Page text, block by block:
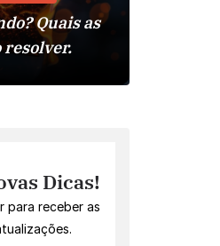
Quais as
resolver.
Dicas!
para receber as